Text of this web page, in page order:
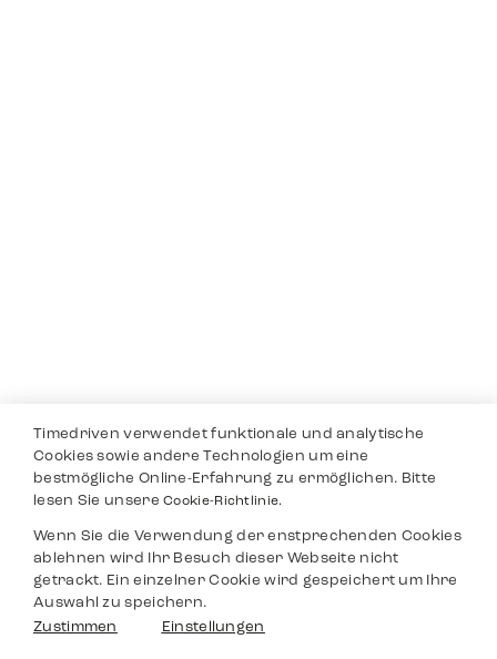
Timedriven verwendet funktionale und analytische
Cookies sowie andere Technologien um eine
bestmögliche Online-Erfahrung zu ermöglichen. Bitte
lesen Sie unsereCookie-Richtlinie.
Wenn Sie die Verwendung der enstprechenden Cookies
ablehnen wird Ihr Besuch dieser Webseite nicht
getrackt. Ein einzelner Cookie wird gespeichert um Ihre
Auswahl zu speichern.
Zustimmen
Einstellungen